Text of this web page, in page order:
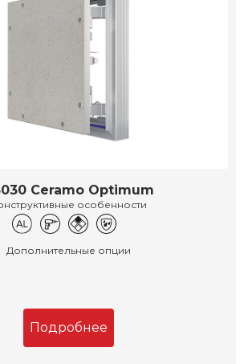
Ceramo Optimum
особенности
Дополнительные опции
Подробнее